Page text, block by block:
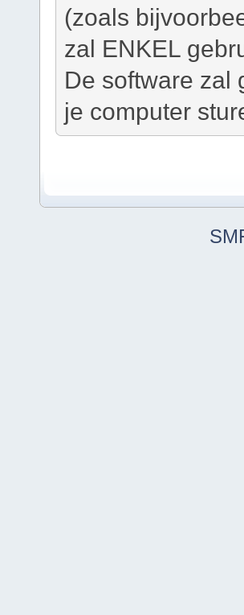
(zoals
zal ENKEL
De software zal
je computer